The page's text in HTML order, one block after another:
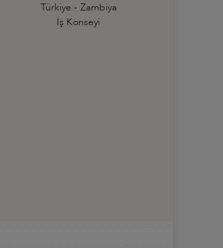
Türkiye - Zambiya
İş Konseyi